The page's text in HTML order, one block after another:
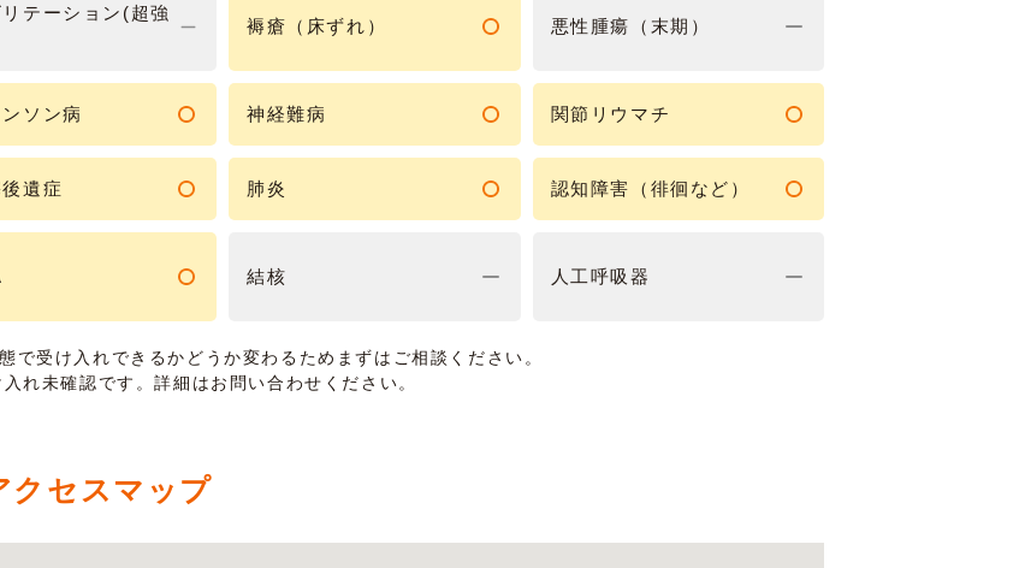
リテーション(超強
褥瘡（床ずれ） 悪性腫瘍（末期）
ソン病 神経難病 関節リウマチ
遺症 肺炎 認知障害（徘徊など）
結核 人工呼吸器
受け入れできるかどうか変わるためまずはご相談ください。
れ未確認です。詳細はお問い合わせください。
クセスマップ